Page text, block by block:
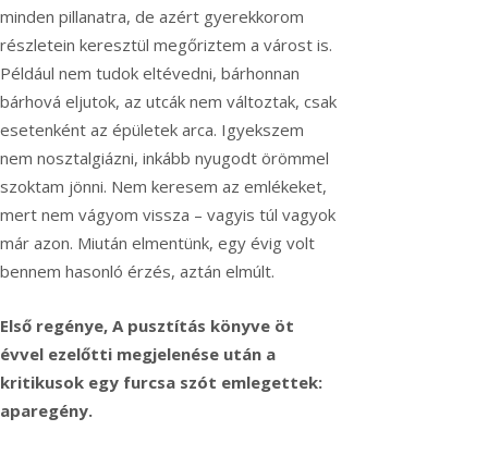
minden pillanatra, de azért gyerekkorom
részletein keresztül megőriztem a várost is.
Például nem tudok eltévedni, bárhonnan
bárhová eljutok, az utcák nem változtak, csak
esetenként az épületek arca. Igyekszem
nem nosztalgiázni, inkább nyugodt örömmel
szoktam jönni. Nem keresem az emlékeket,
mert nem vágyom vissza – vagyis túl vagyok
már azon. Miután elmentünk, egy évig volt
bennem hasonló érzés, aztán elmúlt.
Első regénye, A pusztítás könyve öt
évvel ezelőtti megjelenése után a
kritikusok egy furcsa szót emlegettek:
aparegény.